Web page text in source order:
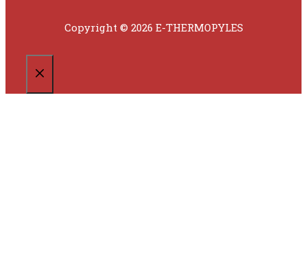
Copyright © 2026 E-THERMOPYLES